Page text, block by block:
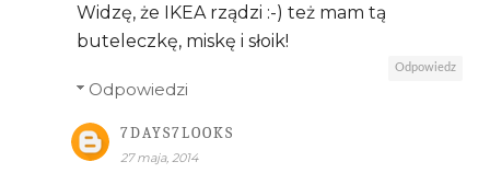
Widzę, że IKEA rządzi :-) też mam tą
buteleczkę, miskę i słoik!
Odpowiedz
Odpowiedzi
7DAYS7LOOKS
27 maja, 2014